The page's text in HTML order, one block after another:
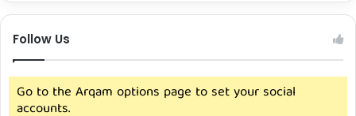
Follow Us
Go to the Arqam options page to set your social
accounts.